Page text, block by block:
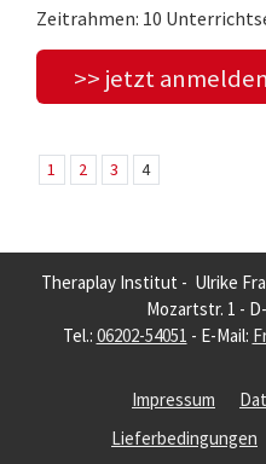
Zeitrahmen: 10
>> jetzt anmelden
1 2 3 4
Theraplay Institut - Ulrike
Mozartstr. 1 -
Tel.: 06202-54051 - E-Mail:
Impressum
Lieferbedingungen